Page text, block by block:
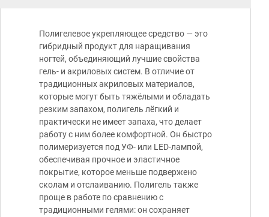
Полигелевое укрепляющее средство — это
гибридный продукт для наращивания
ногтей, объединяющий лучшие свойства
гель- и акриловых систем. В отличие от
традиционных акриловых материалов,
которые могут быть тяжёлыми и обладать
резким запахом, полигель лёгкий и
практически не имеет запаха, что делает
работу с ним более комфортной. Он быстро
полимеризуется под УФ- или LED-лампой,
обеспечивая прочное и эластичное
покрытие, которое меньше подвержено
сколам и отслаиванию. Полигель также
проще в работе по сравнению с
традиционными гелями: он сохраняет